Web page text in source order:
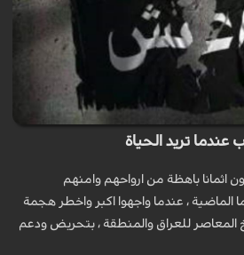
تريد الحياة
اثمانا باهظة من ارواحهم وامنهم
على مدى 13 عاما الماضية ، عندما واجهوا اكبر واخطر هجمة
المعاصر للعراق والمنطقة ، بتحريض ودعم